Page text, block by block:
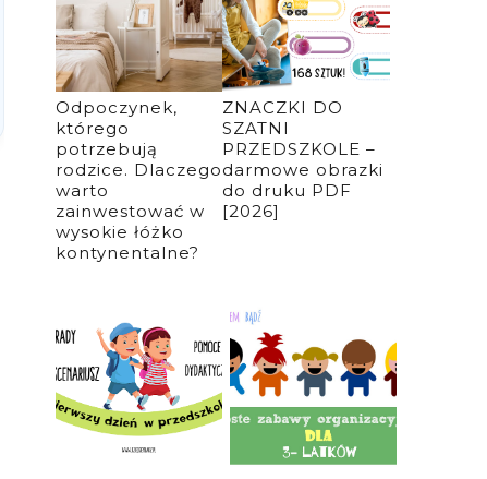
Odpoczynek,
którego
potrzebują
rodzice. Dlaczego
warto
zainwestować w
wysokie łóżko
kontynentalne?
ZNACZKI DO
SZATNI
PRZEDSZKOLE –
darmowe obrazki
do druku PDF
[2026]